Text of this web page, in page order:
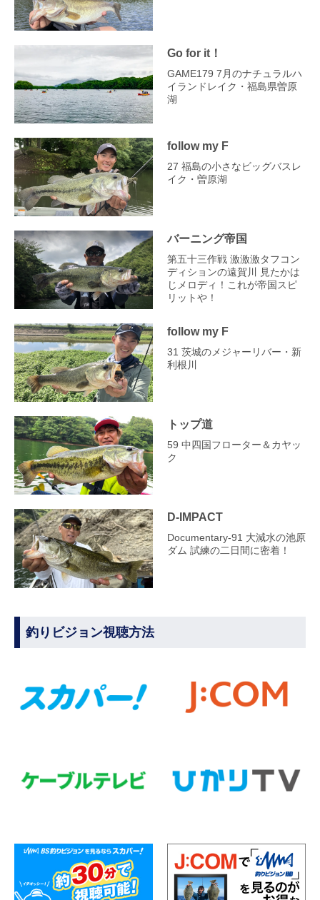
Go for it！
GAME179 7月のナチュラルハ
イランドレイク・福島県曽原
湖
follow my F
27 福島の小さなビッグバスレ
イク・曽原湖
バーニング帝国
第五十三作戦 激激激タフコン
ディションの遠賀川 見たかは
じメロディ！これが帝国スピ
リットや！
follow my F
31 茨城のメジャーリバー・新
利根川
トップ道
59 中四国フローター＆カヤッ
ク
D-IMPACT
Documentary-91 大減水の池原
ダム 試練の二日間に密着！
釣りビジョン視聴方法